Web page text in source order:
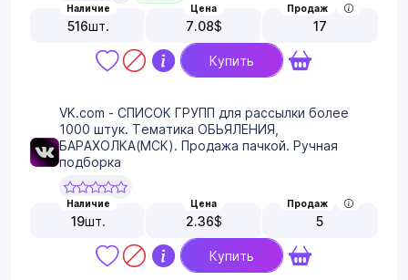
Наличие
516шт.
Цена
7.08$
Продаж
17
Купить
VK.com - СПИСОК ГРУПП для рассылки более
1000 штук. Тематика ОБЬЯЛЕНИЯ,
БАРАХОЛКА(МСК). Продажа пачкой. Ручная
подборка
Наличие
19шт.
Цена
2.36$
Продаж
5
Купить